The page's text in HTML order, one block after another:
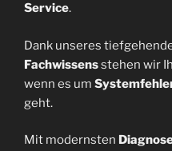
Service.
Dank unseres
Fachwissensstehen wir
wenn es um
geht.
Mit modernsten